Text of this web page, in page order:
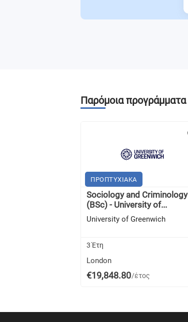
Παρόμοια προγράμματα
ΠΡΟΠΤΥΧΙΑΚΑ
Sociology and Criminology
(BSc) - University of...
University of Greenwich
3 Έτη
London
€19,848.80/έτος